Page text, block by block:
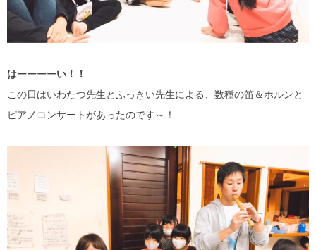
はーーーーい！！
この日はいわたつ先生とふっきい先生による、数種の笛＆ホルンと
ピアノコンサートがあったのです～！